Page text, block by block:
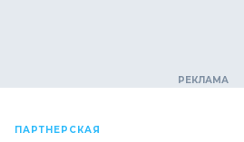
ПАРТНЕРСКАЯ